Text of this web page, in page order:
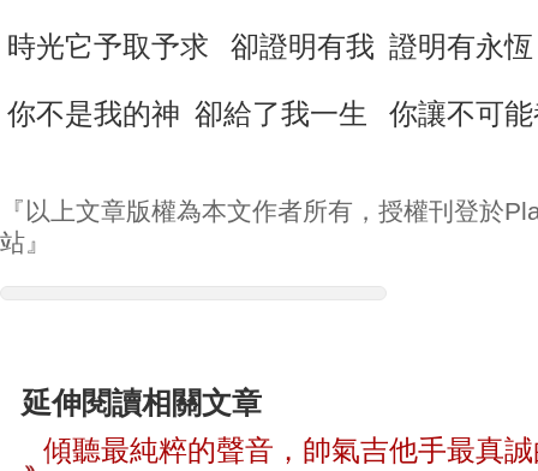
時光它予取予求 卻證明有我 證明有永恆
你不是我的神 卻給了我一生 你讓不可
『以上文章版權為本文作者所有，授權刊登於
站』
延伸閱讀相關文章
傾聽最純粹的聲音，帥氣吉他手最真